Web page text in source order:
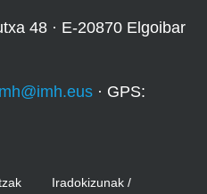
48 · E-20870 Elgoibar
· GPS:
Iradokizunak /